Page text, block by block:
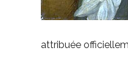
attribuée